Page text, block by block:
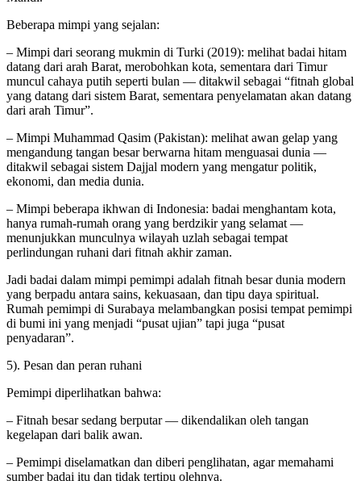
Beberapa mimpi yang sejalan:
– Mimpi dari seorang mukmin di Turki (2019): melihat badai hitam
datang dari arah Barat, merobohkan kota, sementara dari Timur
muncul cahaya putih seperti bulan — ditakwil sebagai “fitnah global
yang datang dari sistem Barat, sementara penyelamatan akan datang
dari arah Timur”.
– Mimpi Muhammad Qasim (Pakistan): melihat awan gelap yang
mengandung tangan besar berwarna hitam menguasai dunia —
ditakwil sebagai sistem Dajjal modern yang mengatur politik,
ekonomi, dan media dunia.
– Mimpi beberapa ikhwan di Indonesia: badai menghantam kota,
hanya rumah-rumah orang yang berdzikir yang selamat —
menunjukkan munculnya wilayah uzlah sebagai tempat
perlindungan ruhani dari fitnah akhir zaman.
Jadi badai dalam mimpi pemimpi adalah fitnah besar dunia modern
yang berpadu antara sains, kekuasaan, dan tipu daya spiritual.
Rumah pemimpi di Surabaya melambangkan posisi tempat pemimpi
di bumi ini yang menjadi “pusat ujian” tapi juga “pusat
penyadaran”.
5). Pesan dan peran ruhani
Pemimpi diperlihatkan bahwa:
– Fitnah besar sedang berputar — dikendalikan oleh tangan
kegelapan dari balik awan.
– Pemimpi diselamatkan dan diberi penglihatan, agar memahami
sumber badai itu dan tidak tertipu olehnya.